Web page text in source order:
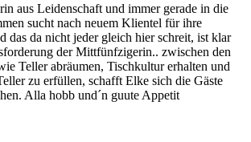
aus Leidenschaft und immer gerade in die
sucht nach neuem Klientel für ihre
das da nicht jeder gleich hier schreit, ist klar
der Mittfünfzigerin.. zwischen den
Teller abräumen, Tischkultur erhalten und
zu erfüllen, schafft Elke sich die Gäste
Alla hobb und´n guute Appetit